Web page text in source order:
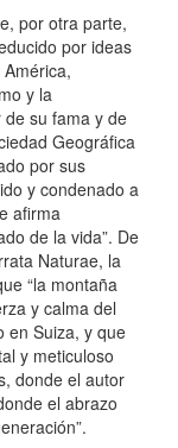
por otra parte,
por ideas
y la
su fama y de
Geográfica
por sus
y condenado a
afirma
de la vida”. De
Naturae, la
“la montaña
y calma del
en Suiza, y que
y meticuloso
donde el autor
el abrazo